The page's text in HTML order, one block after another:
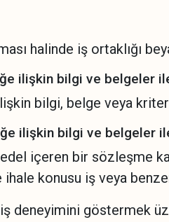
halinde iş ortaklığı
ilişkin bilgi ve belgeler
bilgi, belge veya
ilişkin bilgi ve belgeler
içeren bir sözleşme
ihale konusu iş veya
deneyimini göstermek